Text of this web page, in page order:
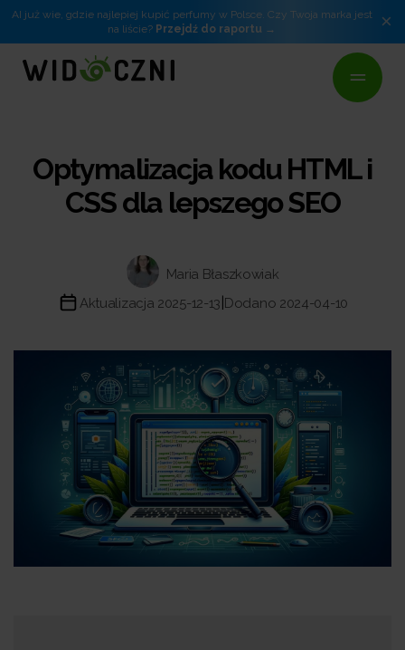
AI już wie, gdzie najlepiej kupić perfumy w Polsce. Czy Twoja marka jest
na liście? Przejdź do raportu ×
Optymalizacja kodu HTML i
CSS dla lepszego SEO
Maria Błaszkowiak
Aktualizacja 2025-12-13 Dodano 2024-04-10